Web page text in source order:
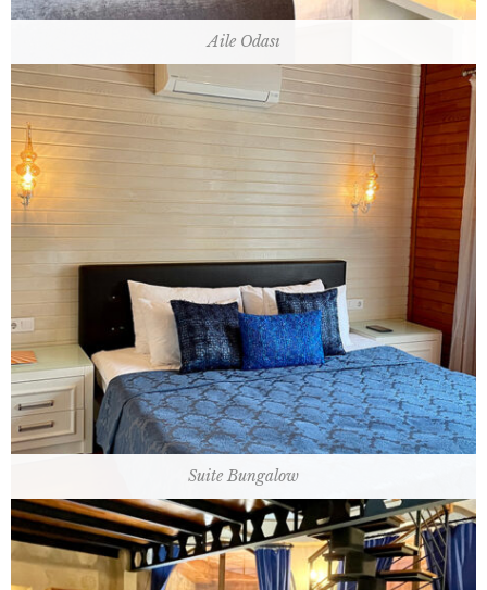
Aile Odası
60 m2 / 1 çift kişilik yatak + 2 tek kişilik yatak
Oda Planı
Suite Bungalow